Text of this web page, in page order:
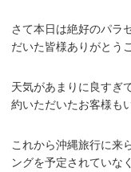
さて本日は絶好のパラ
だいた皆様ありがとう
天気があまりに良すぎ
約いただいたお客様も
これから沖縄旅行に来
ングを予定されていな